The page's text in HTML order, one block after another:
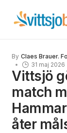
By Claes Brauer.
31 maj 2026
Vittsjö
match
åter